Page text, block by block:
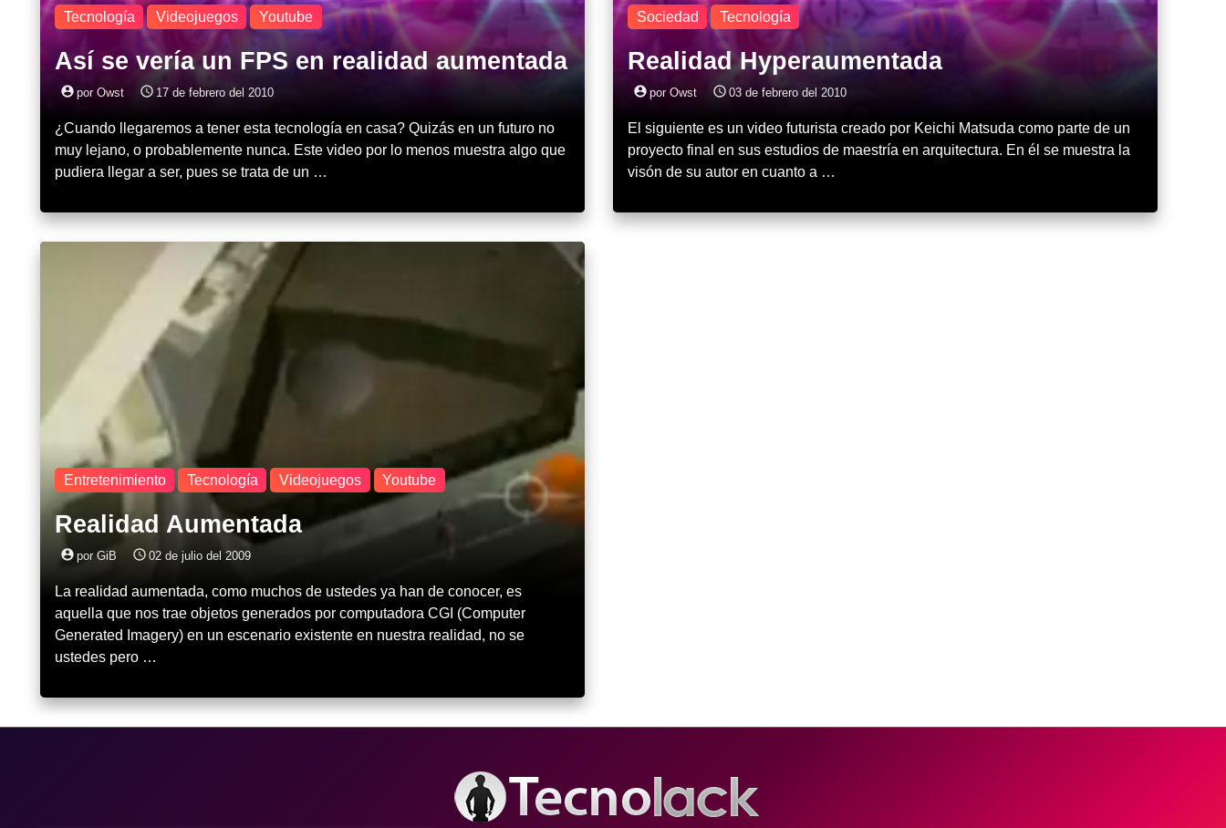
Tecnología Videojuegos Youtube
Así se vería un FPS en realidad aumentada
account_circle por Owst access_time 17 de febrero del 2010
¿Cuando llegaremos a tener esta tecnología en casa? Quizás en un futuro no
muy lejano, o probablemente nunca. Este video por lo menos muestra algo que
pudiera llegar a ser, pues se trata de un …
Sociedad Tecnología
Realidad Hyperaumentada
account_circle por Owst access_time 03 de febrero del 2010
El siguiente es un video futurista creado por Keichi Matsuda como parte de un
proyecto final en sus estudios de maestría en arquitectura. En él se muestra la
visón de su autor en cuanto a …
Entretenimiento Tecnología Videojuegos Youtube
Realidad Aumentada
account_circle por GiB access_time 02 de julio del 2009
La realidad aumentada, como muchos de ustedes ya han de conocer, es
aquella que nos trae objetos generados por computadora CGI (Computer
Generated Imagery) en un escenario existente en nuestra realidad, no se
ustedes pero …